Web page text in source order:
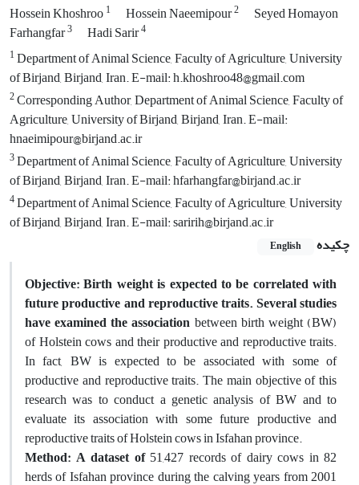
Hossein Khoshroo1 Hossein Naeemipour2
Seyed Homayon
Farhangfar3 Hadi Sarir4
1Department of Animal Science, Faculty of Agriculture, University
of Birjand, Birjand, Iran. E-mail: h.khoshroo48@gmail.com
2Corresponding Author, Department of Animal Science, Faculty of
Agriculture, University of Birjand, Birjand, Iran. E-mail:
hnaeimipour@birjand.ac.ir
3Department of Animal Science, Faculty of Agriculture, University
of Birjand, Birjand, Iran. E-mail: hfarhangfar@birjand.ac.ir
4Department of Animal Science, Faculty of Agriculture, University
of Birjand, Birjand, Iran. E-mail: saririh@birjand.ac.ir
چکیده
English
Objective:Birth weight is expected to be correlated with
future productive and reproductive traits. Several studies
have examined the association between birth weight (BW)
of Holstein cows and their productive and reproductive traits.
In fact, BW is expected to be associated with some of
productive and reproductive traits. The main objective of this
research was to conduct a genetic analysis of BW and to
evaluate its association with some future productive and
reproductive traits of Holstein cows in Isfahan province.
Method: A dataset of 51,427 records of dairy cows in 82
herds of Isfahan province during the calving years from 2001